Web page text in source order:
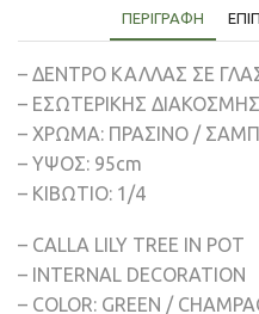
ΠΕΡΙΓΡΑΦΉ
– ΔΕΝΤΡΟ ΚΑΛΛΑΣ ΣΕ
– ΕΣΩΤΕΡΙΚΗΣ
– ΧΡΩΜΑ: ΠΡΑΣΙΝΟ /
– ΥΨΟΣ: 95cm
– ΚΙΒΩΤΙΟ: 1/4
– CALLA LILY TREE IN POT
– INTERNAL DECORATION
– COLOR: GREEN /